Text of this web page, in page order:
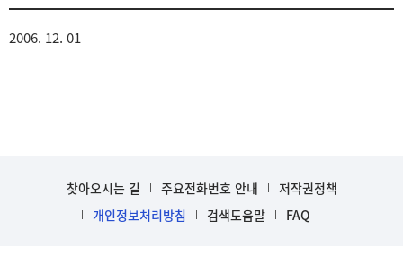
2006. 12. 01
찾아오시는 길 주요전화번호 안내
저작권정책
개인정보처리방침
검색도움말 FAQ